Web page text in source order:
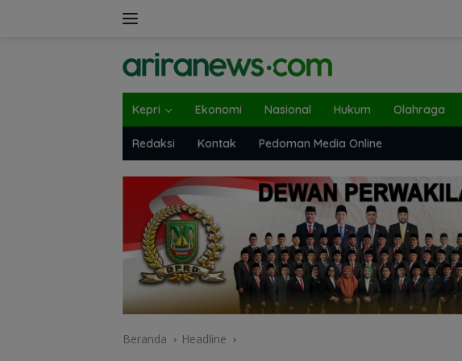
Kepri Ekonomi Nasional Hukum Olahraga
Redaksi Kontak Pedoman Media Online
Beranda Headline